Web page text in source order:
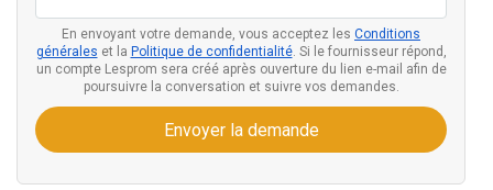
En envoyant votre demande, vous acceptez les Conditions
générales et la Politique de confidentialité. Si le fournisseur répond,
un compte Lesprom sera créé après ouverture du lien e-mail afin de
poursuivre la conversation et suivre vos demandes.
Envoyer la demande